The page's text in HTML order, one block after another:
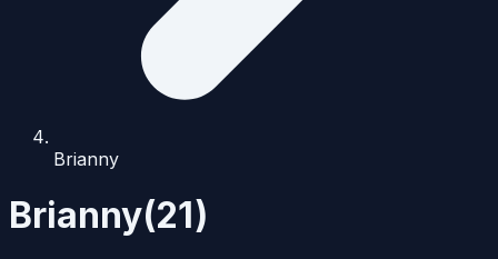
Brianny
Brianny(21)